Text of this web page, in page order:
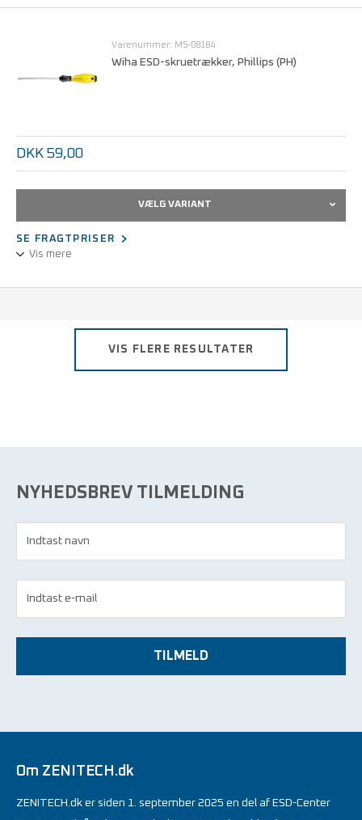
Overholder EN 61340-5-1
Varenummer: M5-08184
Wiha ESD-skruetrækker, Phillips (PH)
DKK 59,00
VÆLG VARIANT
SE FRAGTPRISER
Vis mere
Overholder EN 61340-5-1VIS FLERE RESULTATER
NYHEDSBREV TILMELDING
TILMELD
Om ZENITECH.dk
ZENITECH.dk er siden 1. september 2025 en del af ESD-Center